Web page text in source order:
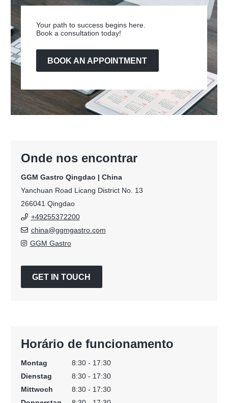
Your path to success begins here.
Book a consultation today!
BOOK AN APPOINTMENT
Onde nos encontrar
GGM Gastro Qingdao | China
Yanchuan Road Licang District No. 13
266041 Qingdao
+49255372200
china@ggmgastro.com
GGM Gastro
GET IN TOUCH
Horário de funcionamento
Montag
8:30 - 17:30
Dienstag
8:30 - 17:30
Mittwoch
8:30 - 17:30